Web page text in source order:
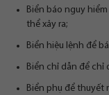
Biển báo nguy
thể xảy ra;
Biển hiệu lệnh để
Biển chỉ dẫn để chỉ
Biển phụ để thuyết